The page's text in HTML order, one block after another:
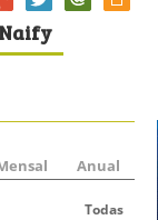
Anual
Todas